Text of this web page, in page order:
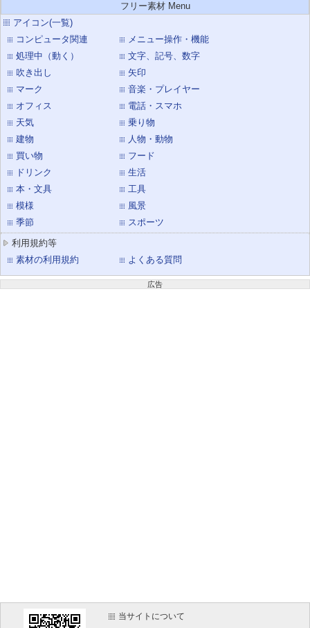
フリー素材 Menu
アイコン(一覧)
コンピュータ関連
メニュー操作・機能
処理中（動く）
文字、記号、数字
吹き出し
矢印
マーク
音楽・プレイヤー
オフィス
電話・スマホ
天気
乗り物
建物
人物・動物
買い物
フード
ドリンク
生活
本・文具
工具
模様
風景
季節
スポーツ
利用規約等
素材の利用規約
よくある質問
広告
当サイトについて